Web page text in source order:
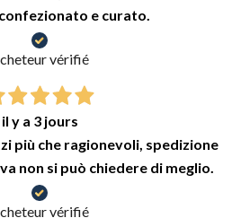
e curato.
vérifié
il y a 3 jours
più che ragionevoli, spedizione
non si può chiedere di meglio.
vérifié